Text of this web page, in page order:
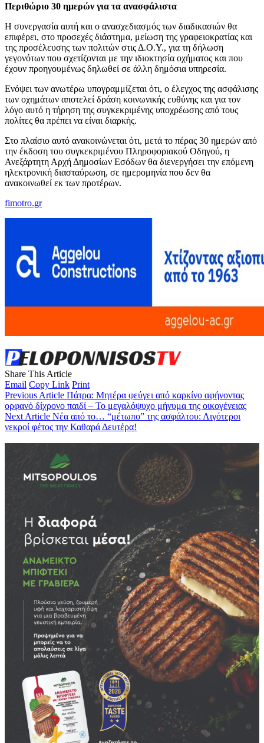
Περιθώριο 30 ημερών για τα ανασφάλιστα
Η συνεργασία αυτή και ο ανασχεδιασμός των διαδικασιών θα
επιφέρει, στο προσεχές διάστημα, μείωση της γραφειοκρατίας και
της προσέλευσης των πολιτών στις Δ.Ο.Υ., για τη δήλωση
γεγονότων που σχετίζονται με την ιδιοκτησία οχήματος και που
έχουν προηγουμένως δηλωθεί σε άλλη δημόσια υπηρεσία.
Ενόψει των ανωτέρω υπογραμμίζεται ότι, ο έλεγχος της ασφάλισης
των οχημάτων αποτελεί δράση κοινωνικής ευθύνης και για τον
λόγο αυτό η τήρηση της συγκεκριμένης υποχρέωσης από τους
πολίτες θα πρέπει να είναι διαρκής.
Στο πλαίσιο αυτό ανακοινώνεται ότι, μετά το πέρας 30 ημερών από
την έκδοση του συγκεκριμένου Πληροφοριακού Οδηγού, η
Ανεξάρτητη Αρχή Δημοσίων Εσόδων θα διενεργήσει την επόμενη
ηλεκτρονική διασταύρωση, σε ημερομηνία που δεν θα
ανακοινωθεί εκ των προτέρων.
fimotro.gr
Share This Article
Email Copy Link Print
Previous Article Πάτρα: Μητέρα φεύγει από καρκίνο αφήνοντας
ορφανό δίχρονο παιδί – Το μεγαλόψυχο μήνυμα της οικογένειας
Next Article Νέα από το… “μέτωπο” της ασφάλτου: Λιγότεροι
νεκροί φέτος την Καθαρά Δευτέρα!